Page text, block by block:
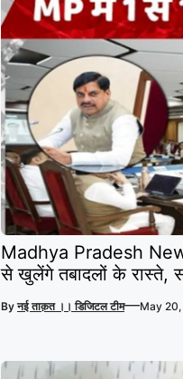
Madhya Pradesh
से खुलेंगे तबादलों के रास्ते,
Byनई ताक़त ।। डिजिटल टीम—May